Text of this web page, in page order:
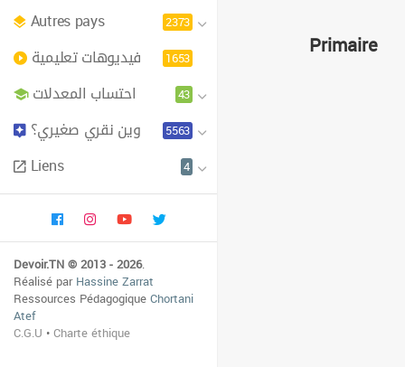
Autres pays 2373
فيديوهات تعليمية 1653
احتساب المعدلات 43
وين نقري صغيري؟ 5563
Liens 4
Devoir.TN © 2013 - 2026.
Réalisé parHassine Zarrat
Ressources PédagogiqueChortani
Atef
C.G.U •Charte éthique
Primaire